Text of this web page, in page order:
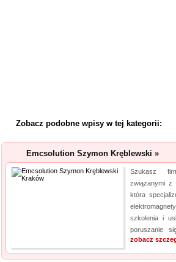
Zobacz podobne wpisy w tej kategorii:
Emcsolution Szymon Kręblewski »
Szukasz
związanymi z
która
szkolenia i
poruszanie
zobacz